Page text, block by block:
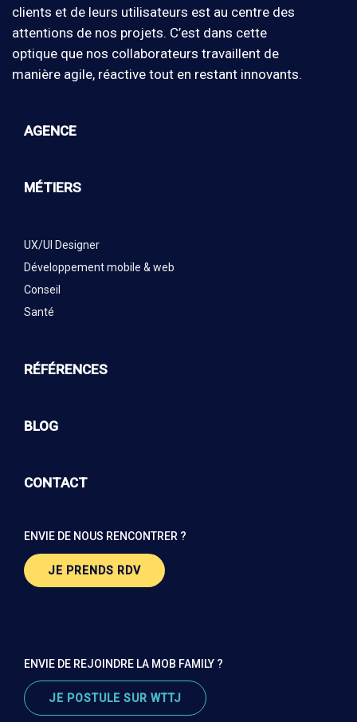
clients et de leurs utilisateurs est au centre des
attentions de nos projets. C’est dans cette
optique que nos collaborateurs travaillent de
manière agile, réactive tout en restant innovants.
AGENCE
MÉTIERS
UX/UI Designer
Développement mobile & web
Conseil
Santé
RÉFÉRENCES
BLOG
CONTACT
ENVIE DE NOUS RENCONTRER ?
JE PRENDS RDV
ENVIE DE REJOINDRE LA MOB FAMILY ?
JE POSTULE SUR WTTJ